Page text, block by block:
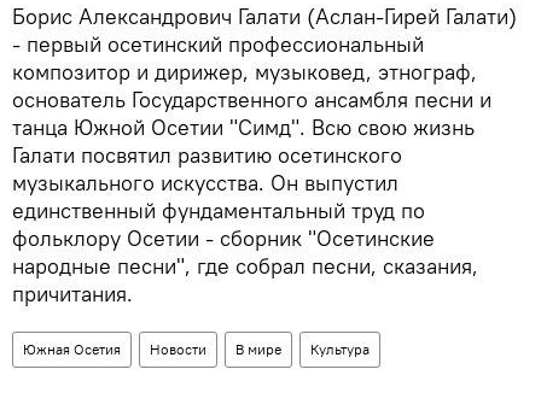
Борис Александрович Галати (Аслан-Гирей Галати)
- первый осетинский профессиональный
композитор и дирижер, музыковед, этнограф,
основатель Государственного ансамбля песни и
танца Южной Осетии "Симд". Всю свою жизнь
Галати посвятил развитию осетинского
музыкального искусства. Он выпустил
единственный фундаментальный труд по
фольклору Осетии - сборник "Осетинские
народные песни", где собрал песни, сказания,
причитания.
Южная Осетия Новости В мире Культура